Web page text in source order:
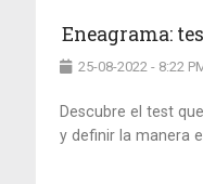
Eneagrama:
25-08-2022 - 8:22
Descubre el test
y definir la manera